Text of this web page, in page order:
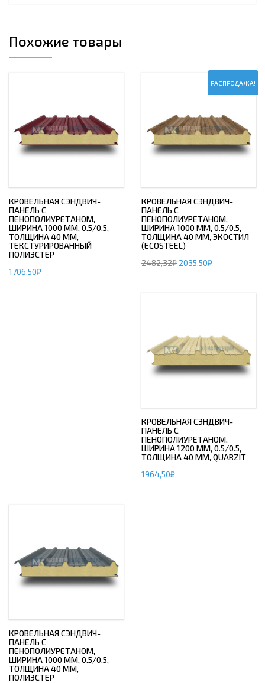
Похожие товары
КРОВЕЛЬНАЯ СЭНДВИЧ-
ПАНЕЛЬ С
ПЕНОПОЛИУРЕТАНОМ,
ШИРИНА 1000 ММ, 0.5/0.5,
ТОЛЩИНА 40 ММ,
ТЕКСТУРИРОВАННЫЙ
ПОЛИЭСТЕР
1706,50₽
РАСПРОДАЖА!
КРОВЕЛЬНАЯ СЭНДВИЧ-
ПАНЕЛЬ С
ПЕНОПОЛИУРЕТАНОМ,
ШИРИНА 1000 ММ, 0.5/0.5,
ТОЛЩИНА 40 ММ, ЭКОСТИЛ
(ECOSTEEL)
2482,32₽ 2035,50₽
КРОВЕЛЬНАЯ СЭНДВИЧ-
ПАНЕЛЬ С
ПЕНОПОЛИУРЕТАНОМ,
ШИРИНА 1200 ММ, 0.5/0.5,
ТОЛЩИНА 40 ММ, QUARZIT
1964,50₽
КРОВЕЛЬНАЯ СЭНДВИЧ-
ПАНЕЛЬ С
ПЕНОПОЛИУРЕТАНОМ,
ШИРИНА 1000 ММ, 0.5/0.5,
ТОЛЩИНА 40 ММ,
ПОЛИЭСТЕР